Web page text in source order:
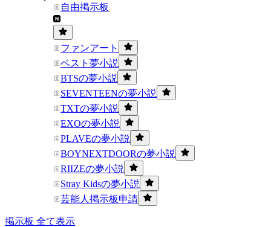
自由掲示板
ファンアート
ベスト夢小説
BTSの夢小説
SEVENTEENの夢小説
TXTの夢小説
EXOの夢小説
PLAVEの夢小説
BOYNEXTDOORの夢小説
RIIZEの夢小説
Stray Kidsの夢小説
芸能人掲示板申請
掲示板 全て表示